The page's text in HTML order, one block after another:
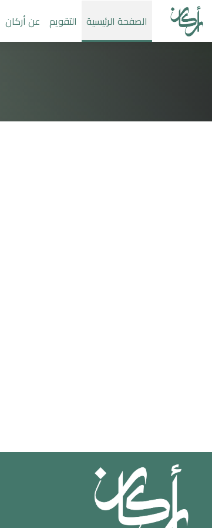
تخطى إلى المحتوى الرئيسي
الصفحة الرئيسية التقويم عن أركان